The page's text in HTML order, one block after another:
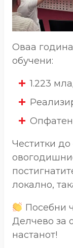
Оваа
обучени:
1.223
Честитки
локално,
Посебни
Делчево за
настанот!